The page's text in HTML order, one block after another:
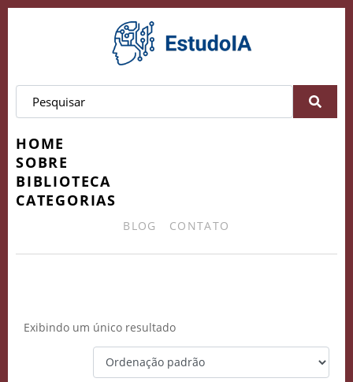
HOME
SOBRE
BIBLIOTECA
CATEGORIAS
BLOG CONTATO
Exibindo um único resultado